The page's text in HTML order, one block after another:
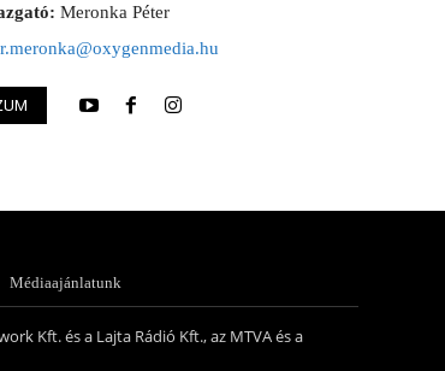
– 2020
Meronka Péter
Médiaajánlatunk
Kft. és a Lajta Rádió Kft., az MTVA és a